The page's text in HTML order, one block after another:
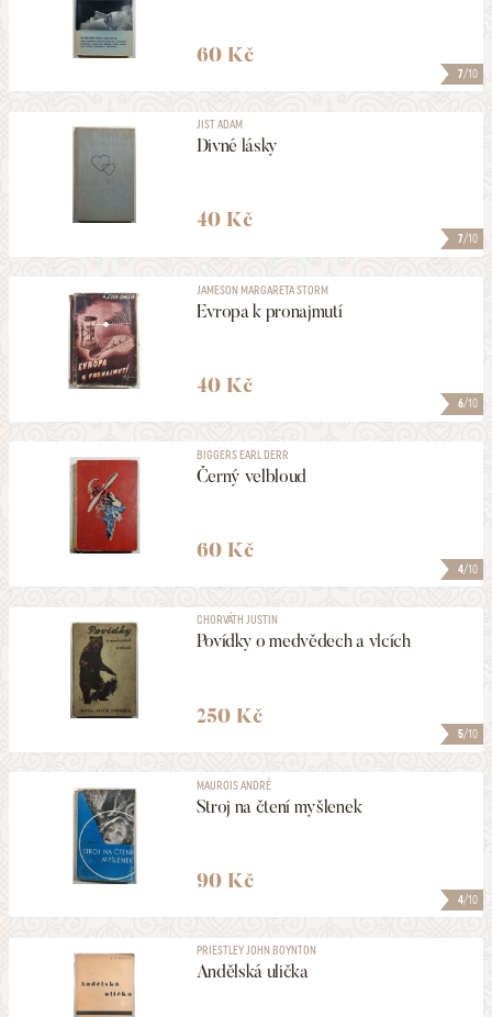
7/10
60 Kč
7/10
JIST ADAM
Divné lásky
40 Kč
6/10
JAMESON MARGARETA STORM
Evropa k pronajmutí
40 Kč
4/10
BIGGERS EARL DERR
Černý velbloud
60 Kč
5/10
CHORVÁTH JUSTIN
Povídky o medvědech a vlcích
250 Kč
4/10
MAUROIS ANDRÉ
Stroj na čtení myšlenek
90 Kč
PRIESTLEY JOHN BOYNTON
Andělská ulička